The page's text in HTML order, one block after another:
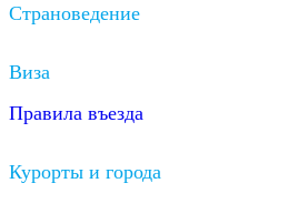
Страноведение
Виза
Правила въезда
Курорты и города